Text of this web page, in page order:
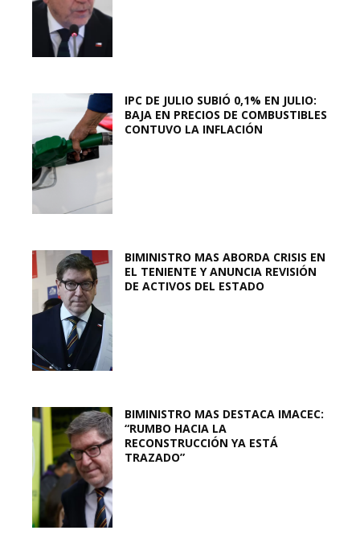
IPC DE JULIO SUBIÓ 0,1% EN JULIO:
BAJA EN PRECIOS DE COMBUSTIBLES
CONTUVO LA INFLACIÓN
BIMINISTRO MAS ABORDA CRISIS EN
EL TENIENTE Y ANUNCIA REVISIÓN
DE ACTIVOS DEL ESTADO
BIMINISTRO MAS DESTACA IMACEC:
“RUMBO HACIA LA
RECONSTRUCCIÓN YA ESTÁ
TRAZADO”